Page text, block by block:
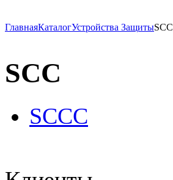
ГлавнаяКаталогУстройства ЗащитыSCC
SCC
SCCC